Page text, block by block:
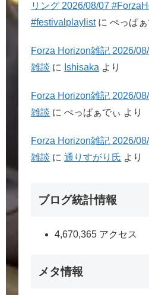
リング 2026/08/07
#festivalplaylistにぺっぱぁ
Forza Horizon雑記 2026/
雑談 に Ishisaka より
Forza Horizon雑記 2026/
雑談 にぺっぱぁでぃ より
Forza Horizon雑記 2026/
雑談 に通りすがり氏 より
ブログ統計情報
4,670,365 アクセス
メタ情報